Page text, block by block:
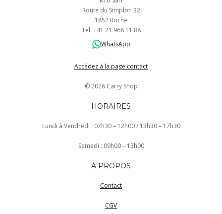
Route du Simplon 32
1852 Roche
Tel. +41 21 968 11 88
WhatsApp
Accédez à la page contact
© 2026 Carry Shop
HORAIRES
Lundi à Vendredi : 07h30 – 12h00 / 13h30 – 17h30
Samedi : 09h00 – 13h00
À PROPOS
Contact
CGV